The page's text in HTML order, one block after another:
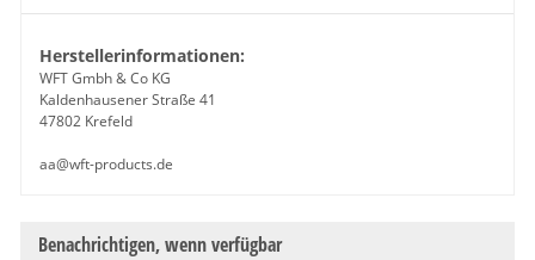
Herstellerinformationen:
WFT Gmbh & Co KG
Kaldenhausener Straße 41
47802 Krefeld
aa@wft-products.de
Benachrichtigen, wenn verfügbar